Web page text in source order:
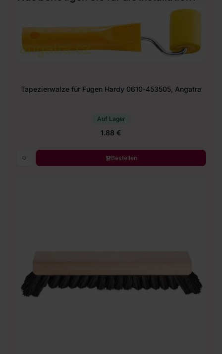
Tapezierwalze für Fugen Hardy 0610-453505, Angatra
Auf Lager
1.88 €
Bestellen